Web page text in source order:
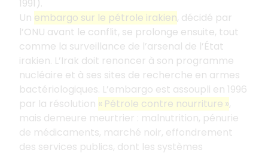
1991).
Un embargo sur le pétrole irakien, décidé par
l’ONU avant le conflit, se prolonge ensuite, tout
comme la surveillance de l’arsenal de l’État
irakien. L’Irak doit renoncer à son programme
nucléaire et à ses sites de recherche en armes
bactériologiques. L’embargo est assoupli en 1996
par la résolution « Pétrole contre nourriture »,
mais demeure meurtrier : malnutrition, pénurie
de médicaments, marché noir, effondrement
des services publics, dont les systèmes